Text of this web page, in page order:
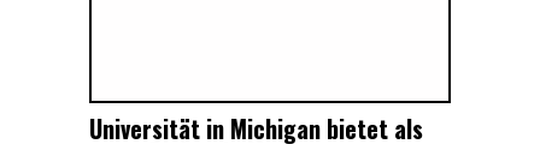
Universität in Michigan bietet als